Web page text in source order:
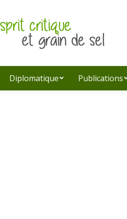
Diplomatique Publications